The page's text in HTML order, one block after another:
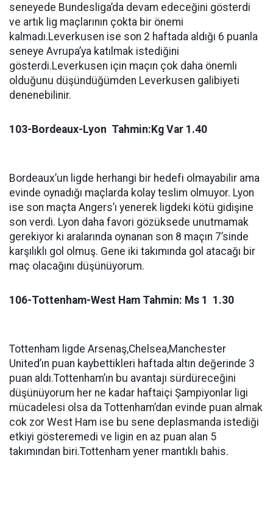
seneyede Bundesliga’da devam edeceğini gösterdi
ve artık lig maçlarının çokta bir önemi
kalmadı.Leverkusen ise son 2 haftada aldığı 6 puanla
seneye Avrupa’ya katılmak istediğini
gösterdi.Leverkusen için maçın çok daha önemli
olduğunu düşündüğümden Leverkusen galibiyeti
denenebilinir.
103-Bordeaux-Lyon Tahmin:Kg Var 1.40
Bordeaux’un ligde herhangi bir hedefi olmayabilir ama
evinde oynadığı maçlarda kolay teslim olmuyor. Lyon
ise son maçta Angers’ı yenerek ligdeki kötü gidişine
son verdi. Lyon daha favori gözüksede unutmamak
gerekiyor ki aralarında oynanan son 8 maçın 7’sinde
karşılıklı gol olmuş. Gene iki takımında gol atacağı bir
maç olacağını düşünüyorum.
106-Tottenham-West Ham Tahmin: Ms 1 1.30
Tottenham ligde Arsenaş,Chelsea,Manchester
United’ın puan kaybettikleri haftada altın değerinde 3
puan aldı.Tottenham’ın bu avantajı sürdüreceğini
düşünüyorum her ne kadar haftaiçi Şampiyonlar ligi
mücadelesi olsa da Tottenham’dan evinde puan almak
cok zor West Ham ise bu sene deplasmanda istediği
etkiyi gösteremedi ve ligin en az puan alan 5
takımından biri.Tottenham yener mantıklı bahis.